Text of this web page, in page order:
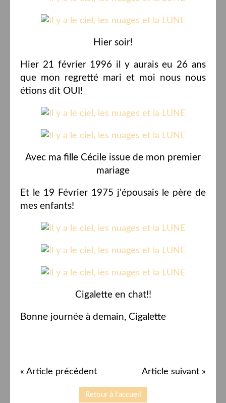
Hier soir!
Hier 21 février 1996 il y aurais eu 26 ans
que mon regretté mari et moi nous nous
étions dit OUI!
Avec ma fille Cécile issue de mon premier
mariage
Et le 19 Février 1975 j'épousais le père de
mes enfants!
Cigalette en chat!!
Bonne journée à demain, Cigalette
« Article précédent Article suivant »
Retour à l'accueil